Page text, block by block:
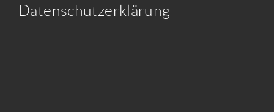
Datenschutzerklärung